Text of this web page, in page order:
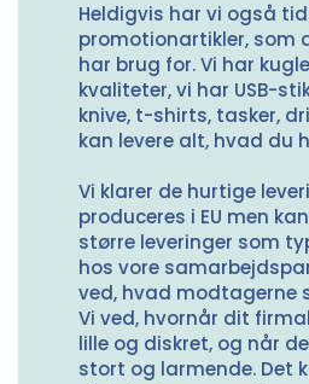
Heldigvis har vi også
promotionartikler, som
har brug for. Vi har
kvaliteter, vi har USB-
knive, t-shirts, tasker,
kan levere alt, hvad du
Vi klarer de hurtige
produceres i EU men
større leveringer som
hos vore
ved, hvad modtagerne
Vi ved, hvornår dit
lille og diskret, og når
stort og larmende. Det